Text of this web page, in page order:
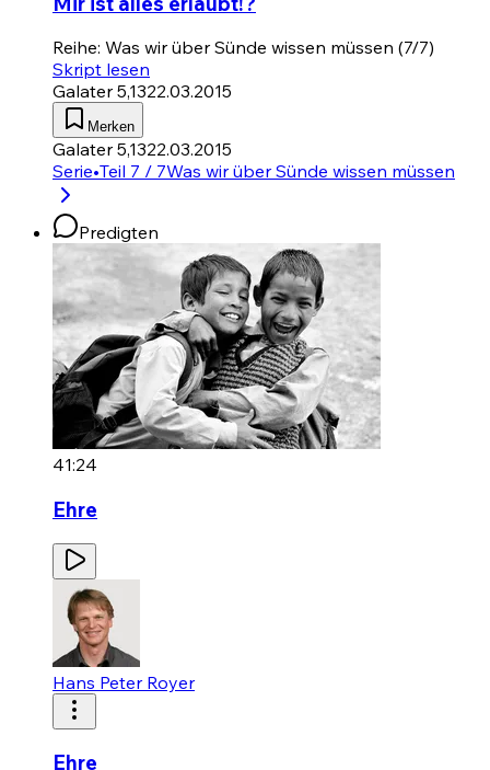
Reihe: Was wir über Sünde wissen müssen (7/7)
Skript lesen
Galater 5,1322.03.2015
Merken
Galater 5,1322.03.2015
Serie•Teil 7 / 7Was wir über Sünde wissen müssen
Predigten
41:24
Ehre
Hans Peter Royer
Ehre